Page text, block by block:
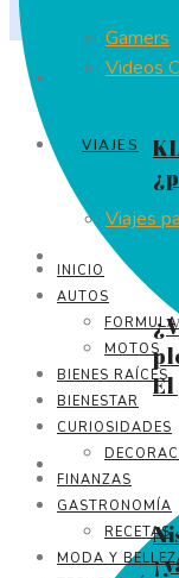
Gamers
Videos
VIAJES
Viajes
INICIO
AUTOS
MOTOS
BIENES RAÍCES
BIENESTAR
CURIOSIDADES
FINANZAS
GASTRONOMÍA
RECETAS
MODA Y